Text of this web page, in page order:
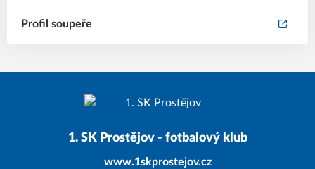
Profil soupeře
1. SK Prostějov - fotbalový klub
www.1skprostejov.cz